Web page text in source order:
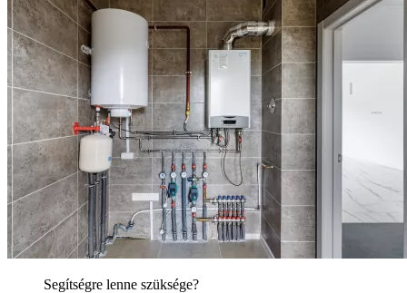
Segítségre lenne szüksége?